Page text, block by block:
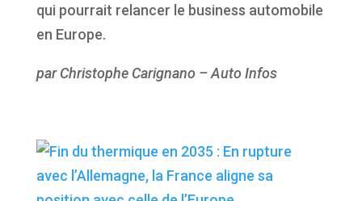
qui pourrait relancer le business automobile
en Europe.
par Christophe Carignano – Auto Infos